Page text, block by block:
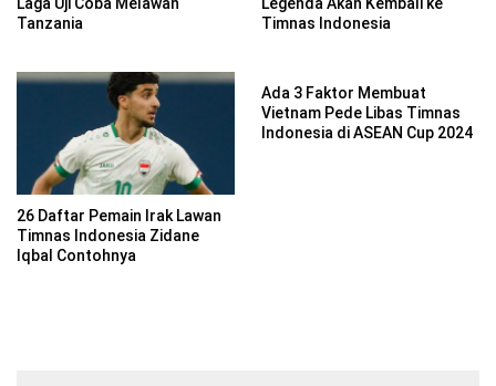
Tanzania
Timnas Indonesia
26 Daftar Pemain Irak Lawan
Timnas Indonesia Zidane
Iqbal Contohnya
Ada 3 Faktor Membuat
Vietnam Pede Libas Timnas
Indonesia di ASEAN Cup 2024